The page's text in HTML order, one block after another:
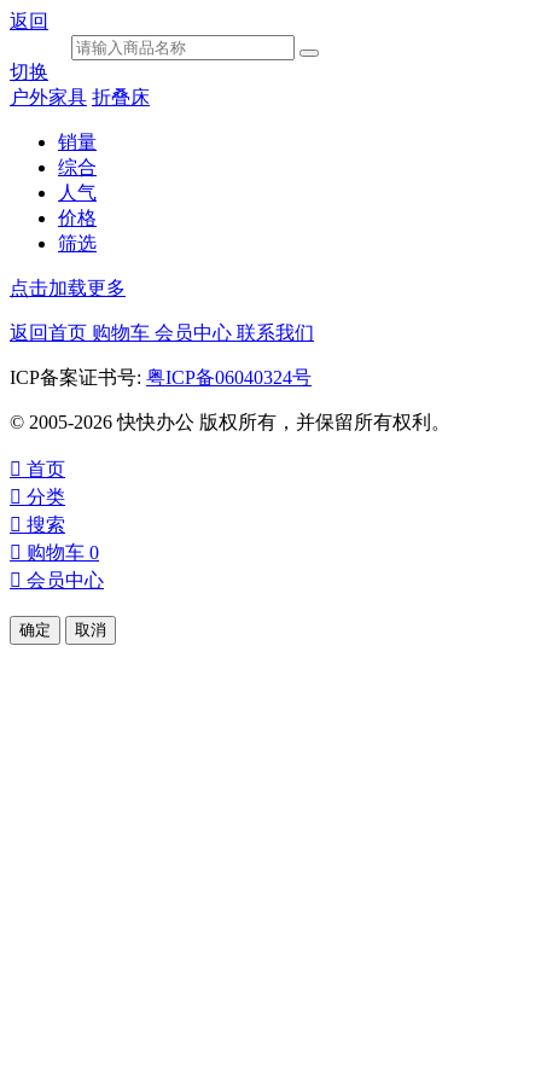
返回
切换
户外家具 折叠床
销量
综合
人气
价格
筛选
点击加载更多
返回首页 购物车 会员中心 联系我们
ICP备案证书号: 粤ICP备06040324号
© 2005-2026 快快办公 版权所有，并保留所有权利。
 首页
 分类
 搜索
 购物车 0
 会员中心
确定 取消